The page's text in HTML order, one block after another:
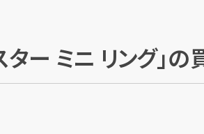
ター ミニ リング」